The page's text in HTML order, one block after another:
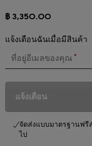
฿ 3,350.00
แจ้งเตือนฉันเมื่อมีสินค้า
ที่อยู่อีเมลของคุณ *
แจ้งเตือน
จัดส่งแบบมาตรฐานฟ
ไป